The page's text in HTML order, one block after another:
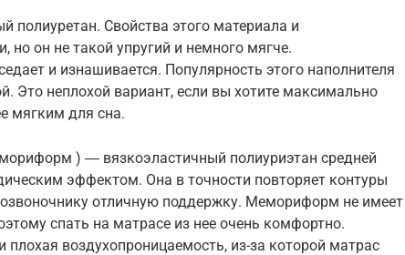
полиуретан. Свойства этого материала и
но он не такой упругий и немного мягче.
и изнашивается. Популярность этого наполнителя
Это неплохой вариант, если вы хотите максимально
мягким для сна.
) ― вязкоэластичный полиуриэтан средней
эффектом. Она в точности повторяет контуры
отличную поддержку. Мемориформ не имеет
спать на матрасе из нее очень комфортно.
воздухопроницаемость, из-за которой матрас